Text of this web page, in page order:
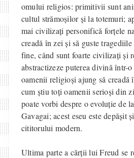
omului religios: primitivii sunt
cultul strămoșilor și la totemuri;
mai civilizați personifică forțele
creadă în zei și să guste
fine, când sunt foarte civilizați și
abstractizeze puterea divină într-
oamenii religioși ajung să creadă
cum știu toți oamenii serioși din
poate vorbi despre o evoluție de
Gavagai; acest eseu este depășit
cititorului modern.
Ultima parte a cărții lui Freud se